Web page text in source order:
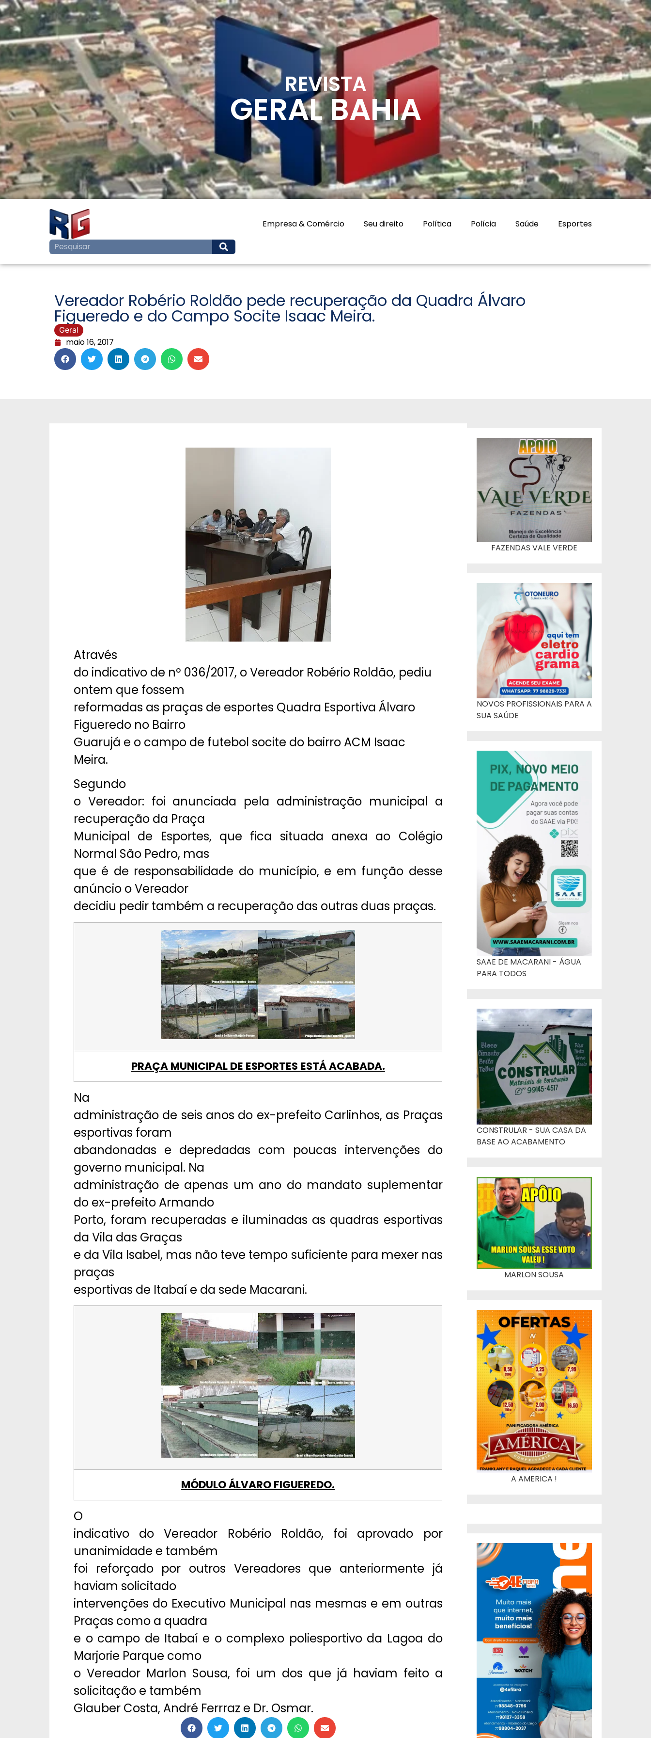
REVISTA
GERAL BAHIA
Empresa & Comércio Seu direito Política Polícia Saúde Esportes
Vereador Robério Roldão pede recuperação da Quadra Álvaro
Figueredo e do Campo Socite Isaac Meira.
Geral
maio 16, 2017
Através
do indicativo de nº 036/2017, o Vereador Robério Roldão, pediu
ontem que fossem
reformadas as praças de esportes Quadra Esportiva Álvaro
Figueredo no Bairro
Guarujá e o campo de futebol socite do bairro ACM Isaac
Meira.
Segundo
o Vereador: foi anunciada pela administração municipal a
recuperação da Praça
Municipal de Esportes, que fica situada anexa ao Colégio
Normal São Pedro, mas
que é de responsabilidade do município, e em função desse
anúncio o Vereador
decidiu pedir também a recuperação das outras duas praças.
PRAÇA MUNICIPAL DE ESPORTES ESTÁ ACABADA.
Na
administração de seis anos do ex-prefeito Carlinhos, as Praças
esportivas foram
abandonadas e depredadas com poucas intervenções do
governo municipal. Na
administração de apenas um ano do mandato suplementar
do ex-prefeito Armando
Porto, foram recuperadas e iluminadas as quadras esportivas
da Vila das Graças
e da Vila Isabel, mas não teve tempo suficiente para mexer nas
praças
esportivas de Itabaí e da sede Macarani.
MÓDULO ÁLVARO FIGUEREDO.
O
indicativo do Vereador Robério Roldão, foi aprovado por
unanimidade e também
foi reforçado por outros Vereadores que anteriormente já
haviam solicitado
intervenções do Executivo Municipal nas mesmas e em outras
Praças como a quadra
e o campo de Itabaí e o complexo poliesportivo da Lagoa do
Marjorie Parque como
o Vereador Marlon Sousa, foi um dos que já haviam feito a
solicitação e também
Glauber Costa, André Ferrraz e Dr. Osmar.
FAZENDAS VALE VERDE
NOVOS PROFISSIONAIS PARA A
SUA SAÚDE
SAAE DE MACARANI - ÁGUA
PARA TODOS
CONSTRULAR - SUA CASA DA
BASE AO ACABAMENTO
MARLON SOUSA
A AMERICA !